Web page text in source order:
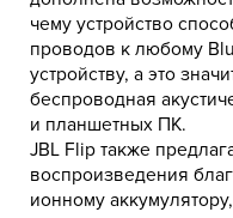
чему устройство
проводов к любому
устройству, а это
беспроводная
и планшетных ПК.
JBL Flip также
воспроизведения
ионному